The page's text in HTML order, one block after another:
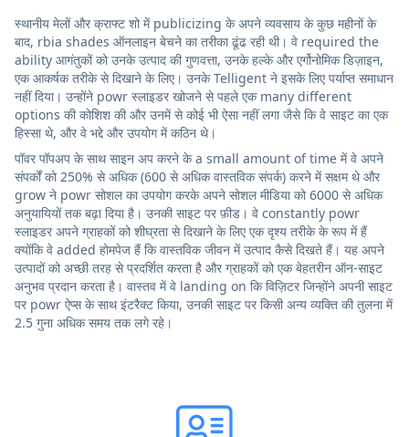
स्थानीय मेलों और क्राफ्ट शो में publicizing के अपने व्यवसाय के कुछ महीनों के
बाद, rbia shades ऑनलाइन बेचने का तरीका ढूंढ रही थी। वे required the
ability आगंतुकों को उनके उत्पाद की गुणवत्ता, उनके हल्के और एर्गोनोमिक डिज़ाइन,
एक आकर्षक तरीके से दिखाने के लिए। उनके Telligent ने इसके लिए पर्याप्त समाधान
नहीं दिया। उन्होंने powr स्लाइडर खोजने से पहले एक many different
options की कोशिश की और उनमें से कोई भी ऐसा नहीं लगा जैसे कि वे साइट का एक
हिस्सा थे, और वे भद्दे और उपयोग में कठिन थे।
पॉवर पॉपअप के साथ साइन अप करने के a small amount of time में वे अपने
संपर्कों को 250% से अधिक (600 से अधिक वास्तविक संपर्क) करने में सक्षम थे और
grow ने powr सोशल का उपयोग करके अपने सोशल मीडिया को 6000 से अधिक
अनुयायियों तक बढ़ा दिया है। उनकी साइट पर फ़ीड। वे constantly powr
स्लाइडर अपने ग्राहकों को शीघ्रता से दिखाने के लिए एक दृश्य तरीके के रूप में हैं
क्योंकि वे added होमपेज हैं कि वास्तविक जीवन में उत्पाद कैसे दिखते हैं। यह अपने
उत्पादों को अच्छी तरह से प्रदर्शित करता है और ग्राहकों को एक बेहतरीन ऑन-साइट
अनुभव प्रदान करता है। वास्तव में वे landing on कि विज़िटर जिन्होंने अपनी साइट
पर powr ऐप्स के साथ इंटरैक्ट किया, उनकी साइट पर किसी अन्य व्यक्ति की तुलना में
2.5 गुना अधिक समय तक लगे रहे।